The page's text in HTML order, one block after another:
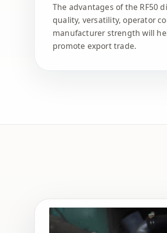
The advantages of the RF50
quality, versatility, operator
manufacturer strength will
promote export trade.